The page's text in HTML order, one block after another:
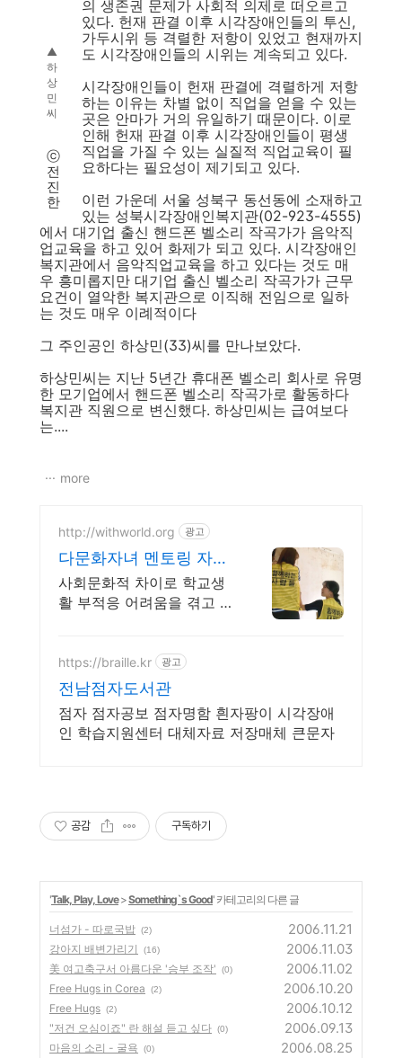
▲
하
상
민
씨
ⓒ
전
진
한
의 생존권 문제가 사회적 의제로 떠오르고
있다. 헌재 판결 이후 시각장애인들의 투신,
가두시위 등 격렬한 저항이 있었고 현재까지
도 시각장애인들의 시위는 계속되고 있다.
시각장애인들이 헌재 판결에 격렬하게 저항
하는 이유는 차별 없이 직업을 얻을 수 있는
곳은 안마가 거의 유일하기 때문이다. 이로
인해 헌재 판결 이후 시각장애인들이 평생
직업을 가질 수 있는 실질적 직업교육이 필
요하다는 필요성이 제기되고 있다.
이런 가운데 서울 성북구 동선동에 소재하고
있는 성북시각장애인복지관(02-923-4555)
에서 대기업 출신 핸드폰 벨소리 작곡가가 음악직
업교육을 하고 있어 화제가 되고 있다. 시각장애인
복지관에서 음악직업교육을 하고 있다는 것도 매
우 흥미롭지만 대기업 출신 벨소리 작곡가가 근무
요건이 열악한 복지관으로 이직해 전임으로 일하
는 것도 매우 이례적이다
그 주인공인 하상민(33)씨를 만나보았다.
하상민씨는 지난 5년간 휴대폰 벨소리 회사로 유명
한 모기업에서 핸드폰 벨소리 작곡가로 활동하다
복지관 직원으로 변신했다. 하상민씨는 급여보다
는....
more
http://withworld.org 광고
다문화자녀 멘토링 자원
봉사 함께웃는세상 만들
기
사회문화적 차이로 학교생
활 부적응 어려움을 겪고 있
https://braille.kr 광고
전남점자도서관
점자 점자공보 점자명함 흰자팡이 시각장애
인 학습지원센터 대체자료 저장매체 큰문자
공감 구독하기
'Talk, Play, Love>Something`s Good' 카테고리의 다른 글
너섬가 - 따로국밥 (2) 2006.11.21
강아지 배변가리기 (16) 2006.11.03
美 여고축구서 아름다운 '승부 조작' (0) 2006.11.02
Free Hugs in Corea (2) 2006.10.20
Free Hugs (2) 2006.10.12
"저건 오심이죠" 란 해설 듣고 싶다 (0) 2006.09.13
마음의 소리 - 굴욕 (0) 2006.08.25